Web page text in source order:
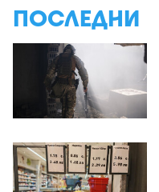
ПОСЛЕДНИ